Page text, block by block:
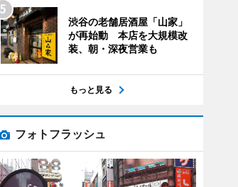
渋谷の老舗居酒屋「山家」
が再始動 本店を大規模改
装、朝・深夜営業も
もっと見る
フォトフラッシュ